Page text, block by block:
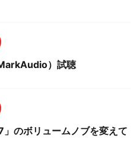
）試聴
」のボリュームノブを変えて